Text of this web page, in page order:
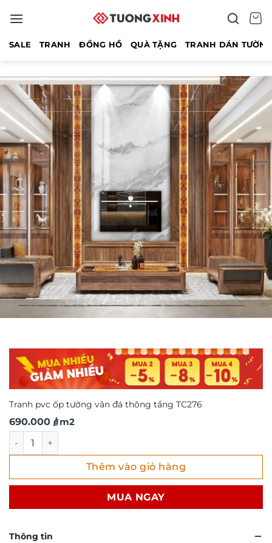
qua
SALE TRANH ĐỒNG HỒ QUÀ TẶNG TRANH DÁN
Tranh pvc ốp tường vân đá thông tầng TC276
690.000 ₫
/ m2
Tranh pvc ốp tường vân đá thông tầng TC276 số lượng
Thêm vào giỏ hàng
MUA NGAY
Thông tin